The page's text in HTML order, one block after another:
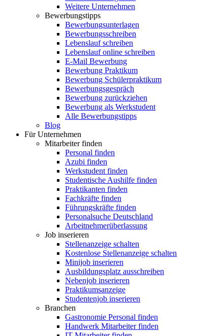
Weitere Unternehmen
Bewerbungstipps
Bewerbungsunterlagen
Bewerbungsschreiben
Lebenslauf schreiben
Lebenslauf online schreiben
E-Mail Bewerbung
Bewerbung Praktikum
Bewerbung Schülerpraktikum
Bewerbungsgespräch
Bewerbung zurückziehen
Bewerbung als Werkstudent
Alle Bewerbungstipps
Blog
Für Unternehmen
Mitarbeiter finden
Personal finden
Azubi finden
Werkstudent finden
Studentische Aushilfe finden
Praktikanten finden
Fachkräfte finden
Führungskräfte finden
Personalsuche Deutschland
Arbeitnehmerüberlassung
Job inserieren
Stellenanzeige schalten
Kostenlose Stellenanzeige schalten
Minijob inserieren
Ausbildungsplatz ausschreiben
Nebenjob inserieren
Praktikumsanzeige
Studentenjob inserieren
Branchen
Gastronomie Personal finden
Handwerk Mitarbeiter finden